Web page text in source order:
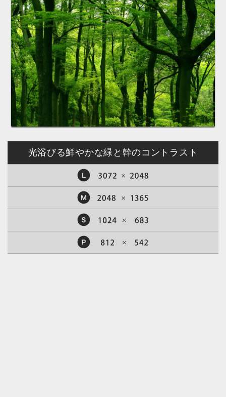
光浴びる鮮やかな緑と幹のコントラスト